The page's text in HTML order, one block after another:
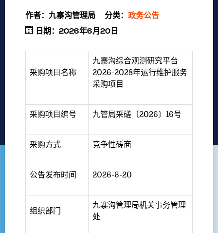
作者： 九寨沟管理局 分类： 政务公告
日期：2026年6月20日
采购项目名称
九寨沟综合观测研究平台
2026-2028年运行维护服务
采购项目
采购项目编号 九管局采磋〔2026〕16号
采购方式 竞争性磋商
公告发布时间 2026-6-20
组织部门
九寨沟管理局机关事务管理
处